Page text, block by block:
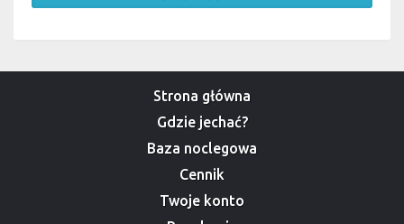
Strona główna
Gdzie jechać?
Baza noclegowa
Cennik
Twoje konto